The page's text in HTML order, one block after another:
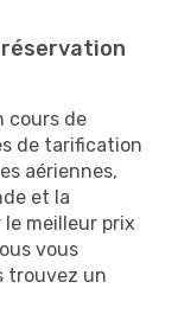
cours de
de tarification
aériennes,
et la
meilleur prix
vous
trouvez un